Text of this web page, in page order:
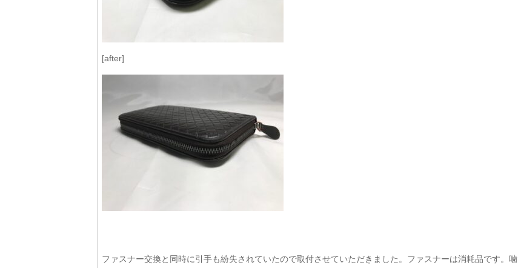
[after]
ファスナー交換と同時に引手も紛失されていたので取付させていただきました。ファスナーは消耗品です。噛